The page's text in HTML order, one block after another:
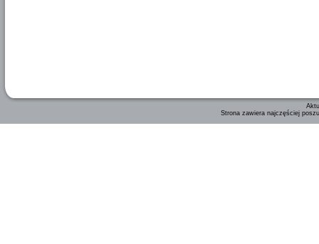
Strona zawiera najczęściej